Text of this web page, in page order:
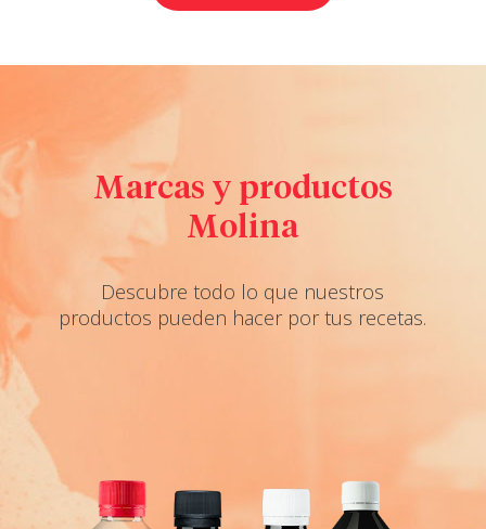
Marcas y productos
Molina
Descubre todo lo que nuestros
productos pueden hacer por tus recetas.